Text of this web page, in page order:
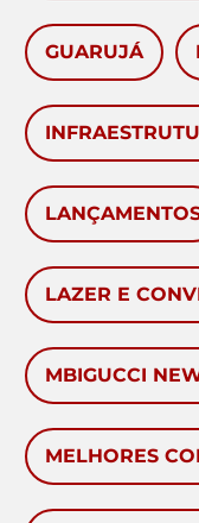
GUARUJÁ
LAZER E
MBIGUCCI
MELHORES